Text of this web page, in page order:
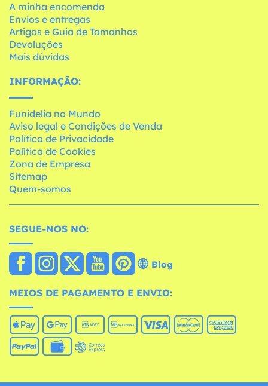
A minha encomenda
Envios e entregas
Artigos e Guia de Tamanhos
Devoluções
Mais dúvidas
INFORMAÇÃO:
Funidelia no Mundo
Aviso legal e Condições de Venda
Política de Privacidade
Política de Cookies
Zona de Empresa
Sitemap
Quem-somos
SEGUE-NOS NO:
Blog
MEIOS DE PAGAMENTO E ENVIO: